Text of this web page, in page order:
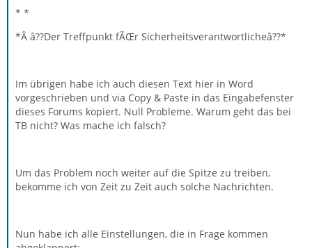
* *
*Â â??Der Treffpunkt fÃŒr Sicherheitsverantwortlicheâ??*
Im übrigen habe ich auch diesen Text hier in Word
vorgeschrieben und via Copy & Paste in das Eingabefenster
dieses Forums kopiert. Null Probleme. Warum geht das bei
TB nicht? Was mache ich falsch?
Um das Problem noch weiter auf die Spitze zu treiben,
bekomme ich von Zeit zu Zeit auch solche Nachrichten.
Nun habe ich alle Einstellungen, die in Frage kommen